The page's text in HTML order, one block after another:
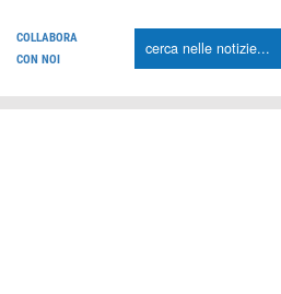
COLLABORA
CON NOI